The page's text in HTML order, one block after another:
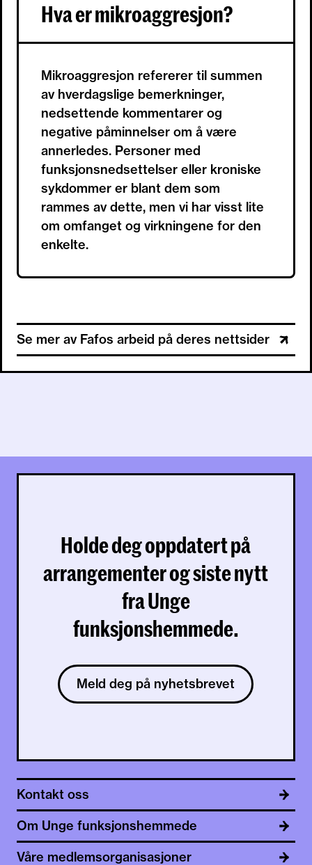
Hva er mikroaggresjon?
Mikroaggresjon refererer til summen
av hverdagslige bemerkninger,
nedsettende kommentarer og
negative påminnelser om å være
annerledes. Personer med
funksjonsnedsettelser eller kroniske
sykdommer er blant dem som
rammes av dette, men vi har visst lite
om omfanget og virkningene for den
enkelte.
Se mer av Fafos arbeid på deres nettsider
Holde deg oppdatert på
arrangementer og siste nytt
fra Unge
funksjonshemmede.
Meld deg på nyhetsbrevet
Kontakt oss
Om Unge funksjonshemmede
Våre medlemsorganisasjoner